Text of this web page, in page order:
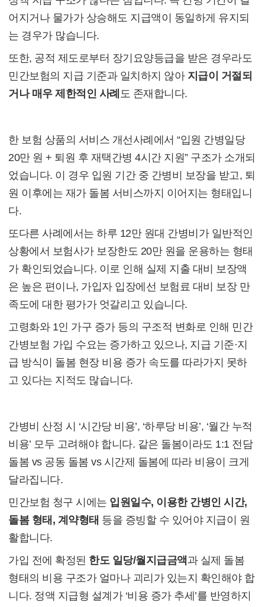
어지거나 물가가 상승해도 지급액이 동일하게 유지되
는 경우가 많습니다.
또한, 공적 제도로부터 장기요양등급을 받은 경우라도
민간보험의 지급 기준과 일치하지 않아 지급이 거절되
거나 매우 제한적인 사례 도 존재합니다.
한 보험 상품의 서비스 개선사례에서 “입원 간병일당
20만 원 + 퇴원 후 재택간병 4시간 지원” 구조가 소개되
었습니다. 이 경우 입원 기간 중 간병비 보장을 받고, 퇴
원 이후에는 재가 돌봄 서비스까지 이어지는 형태입니
다.
또다른 사례에서는 하루 12만 원대 간병비가 일반적인
상황에서 보험사가 보장한도 20만 원을 운용하는 형태
가 확인되었습니다. 이로 인해 실제 지출 대비 보장액
은 높은 편이나, 가입자 입장에선 보험료 대비 보장 만
족도에 대한 평가가 엇갈리고 있습니다.
고령화와 1인 가구 증가 등의 구조적 변화로 인해 민간
간병보험 가입 수요는 증가하고 있으나, 지급 기준·지
급 방식이 돌봄 현장 비용 증가 속도를 따라가지 못하
고 있다는 지적도 많습니다.
간병비 산정 시 ‘시간당 비용’, ‘하루당 비용’, ‘월간 누적
비용’ 모두 고려해야 합니다. 같은 돌봄이라도 1:1 전담
돌봄 vs 공동 돌봄 vs 시간제 돌봄에 따라 비용이 크게
달라집니다.
민간보험 청구 시에는 입원일수, 이용한 간병인 시간,
돌봄 형태, 계약형태 등을 증빙할 수 있어야 지급이 원
활합니다.
가입 전에 확정된 한도 일당/월지급금액과 실제 돌봄
형태의 비용 구조가 얼마나 괴리가 있는지 확인해야 합
니다. 정액 지급형 설계가 ‘비용 증가 추세’를 반영하지